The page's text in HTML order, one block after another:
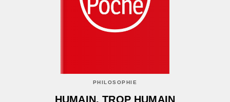
PHILOSOPHIE
HUMAIN, TROP HUMAIN